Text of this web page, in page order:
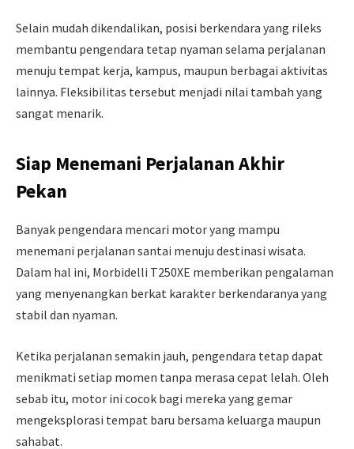
Selain mudah dikendalikan, posisi berkendara yang rileks
membantu pengendara tetap nyaman selama perjalanan
menuju tempat kerja, kampus, maupun berbagai aktivitas
lainnya. Fleksibilitas tersebut menjadi nilai tambah yang
sangat menarik.
Siap Menemani Perjalanan Akhir
Pekan
Banyak pengendara mencari motor yang mampu
menemani perjalanan santai menuju destinasi wisata.
Dalam hal ini, Morbidelli T250XE memberikan pengalaman
yang menyenangkan berkat karakter berkendaranya yang
stabil dan nyaman.
Ketika perjalanan semakin jauh, pengendara tetap dapat
menikmati setiap momen tanpa merasa cepat lelah. Oleh
sebab itu, motor ini cocok bagi mereka yang gemar
mengeksplorasi tempat baru bersama keluarga maupun
sahabat.